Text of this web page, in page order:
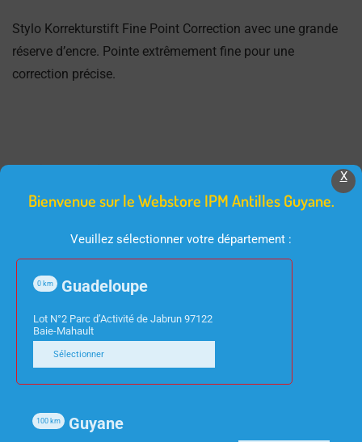
Stylo Korrekturstift Fine Point Correction avec une grande
réserve d’encre. Pointe extrêmement fine pour une
correction précise.
Produits Similaires
FOURNITURES DE BUREAU
CHEMISES ROCK’S 210G
STYLO BL HI-TEC V5
X
Bienvenue sur le Webstore IPM Antilles Guyane.
Veuillez sélectionner votre département :
Guadeloupe
0 km
Lot N°2 Parc d’Activité de Jabrun 97122
Baie-Mahault
Sélectionner
Guyane
100 km